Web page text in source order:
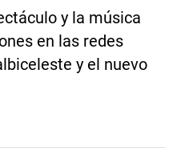
y la música
en las redes
y el nuevo